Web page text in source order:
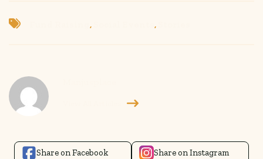
, ,
Share on Facebook Share on Instagram